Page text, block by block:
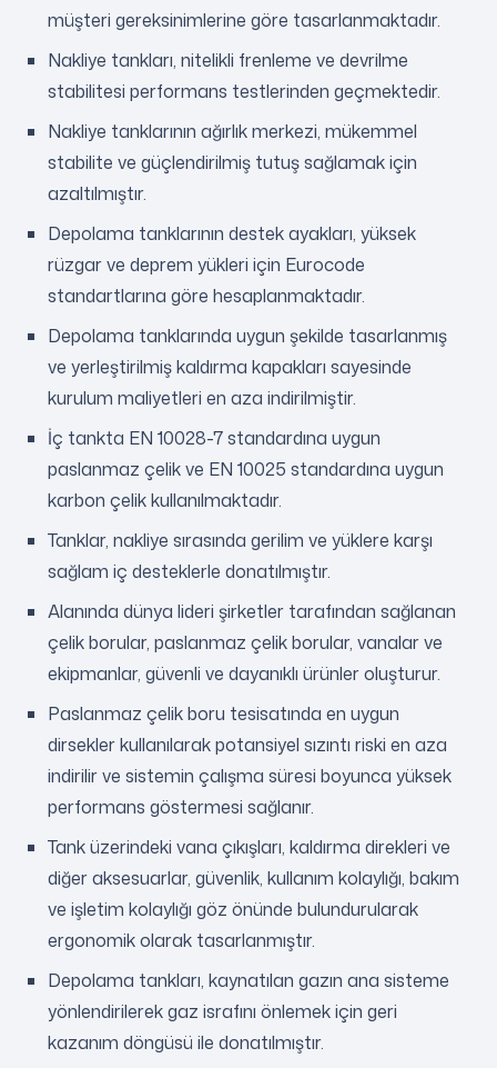
müşteri gereksinimlerine göre tasarlanmaktadır.
Nakliye tankları, nitelikli frenleme ve devrilme
stabilitesi performans testlerinden geçmektedir.
Nakliye tanklarının ağırlık merkezi, mükemmel
stabilite ve güçlendirilmiş tutuş sağlamak için
azaltılmıştır.
Depolama tanklarının destek ayakları, yüksek
rüzgar ve deprem yükleri için Eurocode
standartlarına göre hesaplanmaktadır.
Depolama tanklarında uygun şekilde tasarlanmış
ve yerleştirilmiş kaldırma kapakları sayesinde
kurulum maliyetleri en aza indirilmiştir.
İç tankta EN 10028-7 standardına uygun
paslanmaz çelik ve EN 10025 standardına uygun
karbon çelik kullanılmaktadır.
Tanklar, nakliye sırasında gerilim ve yüklere karşı
sağlam iç desteklerle donatılmıştır.
Alanında dünya lideri şirketler tarafından sağlanan
çelik borular, paslanmaz çelik borular, vanalar ve
ekipmanlar, güvenli ve dayanıklı ürünler oluşturur.
Paslanmaz çelik boru tesisatında en uygun
dirsekler kullanılarak potansiyel sızıntı riski en aza
indirilir ve sistemin çalışma süresi boyunca yüksek
performans göstermesi sağlanır.
Tank üzerindeki vana çıkışları, kaldırma direkleri ve
diğer aksesuarlar, güvenlik, kullanım kolaylığı, bakım
ve işletim kolaylığı göz önünde bulundurularak
ergonomik olarak tasarlanmıştır.
Depolama tankları, kaynatılan gazın ana sisteme
yönlendirilerek gaz israfını önlemek için geri
kazanım döngüsü ile donatılmıştır.